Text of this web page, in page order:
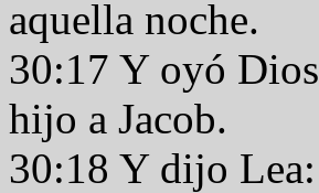
aquella noche.
30:17 Y oyó
hijo a Jacob.
30:18 Y dijo